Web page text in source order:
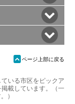
ü ページ上部に戻る
いる市区をピックア
載しています。（一
）